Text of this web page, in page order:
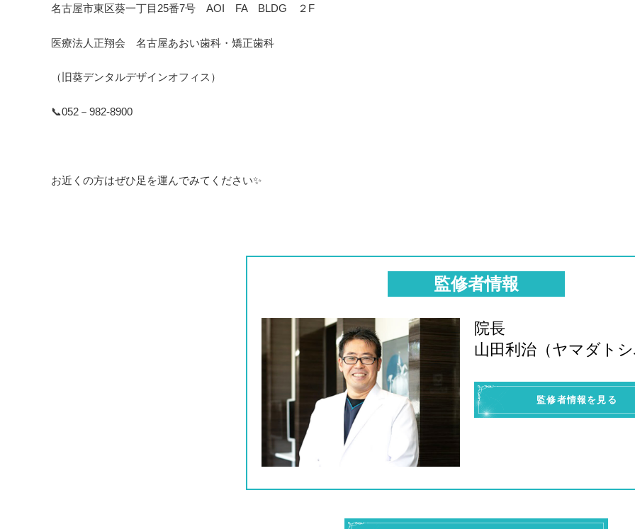
名古屋市東区葵一丁目25番7号 AOI FA BLDG ２F
医療法人正翔会 名古屋あおい歯科・矯正歯科
（旧葵デンタルデザインオフィス）
📞052－982-8900
お近くの方はぜひ足を運んでみてください✨
監修者情報
院長
山田利治（ヤマダト
監修者情報を見る